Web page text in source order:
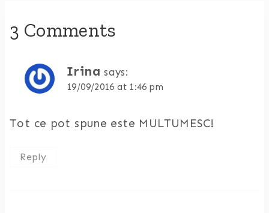
3 Comments
Irina says:
19/09/2016 at 1:46 pm
Tot ce pot spune este MULTUMESC!
Reply